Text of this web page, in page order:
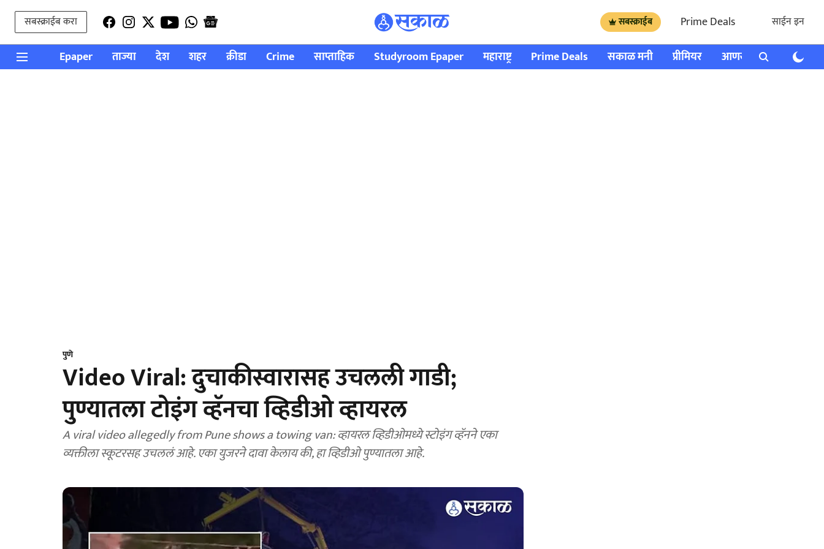
सबस्क्राईब करा सबस्क्राईब Prime Deals साईन इन
Epaper ताज्या देश शहर क्रीडा Crime साप्ताहिक Studyroom Epaper महाराष्ट्र Prime Deals सकाळ मनी प्रीमियर आणखी राशी भविष्य
पुणे
Video Viral: दुचाकीस्वारासह उचलली गाडी;
पुण्यातला टोइंग व्हॅनचा व्हिडीओ व्हायरल
A viral video allegedly from Pune shows a towing van: व्हायरल व्हिडीओमध्ये स्टोइंग व्हॅनने एका
व्यक्तीला स्कूटरसह उचललं आहे. एका युजरने दावा केलाय की, हा व्हिडीओ पुण्यातला आहे.